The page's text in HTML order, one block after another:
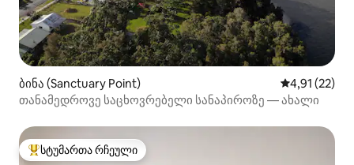
ბინა (Sanctuary Point) საშუალო
4,91 (22)
თანამედროვე საცხოვრებელი სანაპიროზე — ახალი
სტუმართა რჩეული მოწინავე ვარიანტი
სტუმართა რჩეული